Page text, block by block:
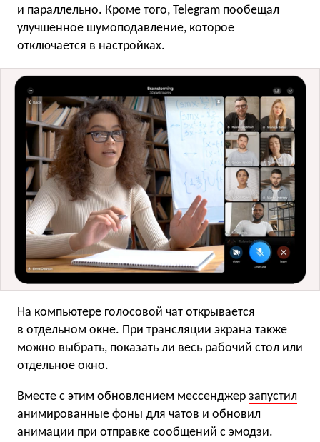
и параллельно. Кроме того, Telegram пообещал
улучшенное шумоподавление, которое
отключается в настройках.
На компьютере голосовой чат открывается
в отдельном окне. При трансляции экрана также
можно выбрать, показать ли весь рабочий стол или
отдельное окно.
Вместе с этим обновлением мессенджер запустил
анимированные фоны для чатов и обновил
анимации при отправке сообщений с эмодзи.